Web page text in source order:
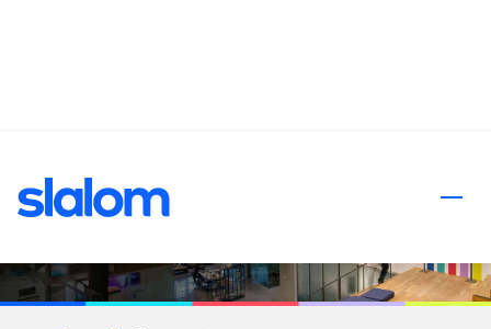
Processus de candidature